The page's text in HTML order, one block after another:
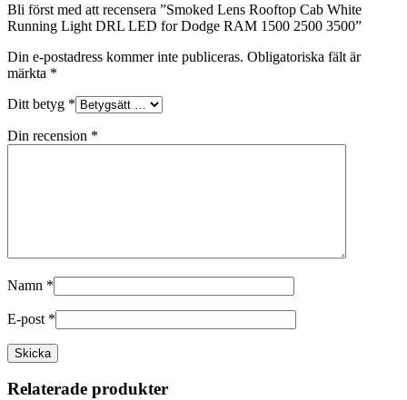
Bli först med att recensera ”Smoked Lens Rooftop Cab White
Running Light DRL LED for Dodge RAM 1500 2500 3500”
Din e-postadress kommer inte publiceras. Obligatoriska fält är
märkta *
Ditt betyg *
Din recension *
Namn *
E-post *
Relaterade produkter